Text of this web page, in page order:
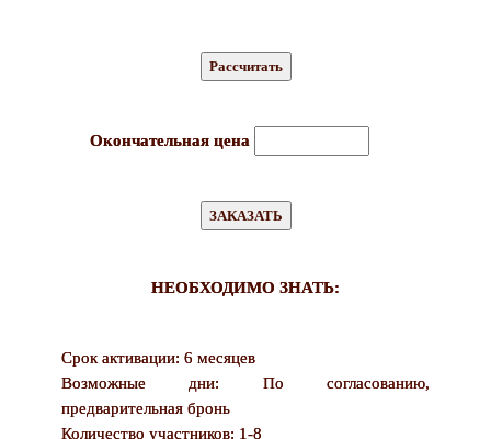
Окончательная цена
НЕОБХОДИМО ЗНАТЬ:
Срок активации: 6 месяцев
Возможные дни: По согласованию,
предварительная бронь
Количество участников: 1-8